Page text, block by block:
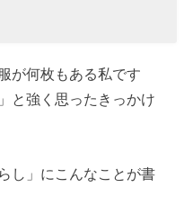
が何枚もある私です
と強く思ったきっかけ
し」にこんなことが書